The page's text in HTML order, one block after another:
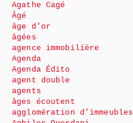
Agathe Cagé
Âgé
âge d’or
âgées
agence immobilière
Agenda
Agenda Édito
agent double
agents
âges écoutent
agglomération d’immeubles